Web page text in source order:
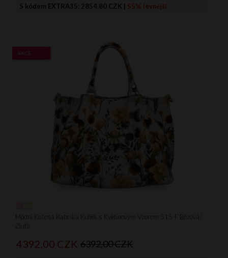
S kódem EXTRA35: 2854.80 CZK | 55% levnější
Módní Kožená Kabelka Kufřík s Květinovým Vzorem 515-F Béžová/
Žlutá
AKCE
4392, 00 CZK 6392,00 CZK